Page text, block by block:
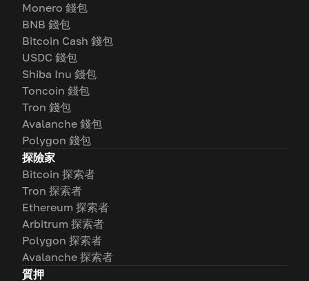
Monero 錢包
BNB 錢包
Bitcoin Cash 錢包
USDC 錢包
Shiba Inu 錢包
Toncoin 錢包
Tron 錢包
Avalanche 錢包
Polygon 錢包
探險家
Bitcoin 探索者
Tron 探索者
Ethereum 探索者
Arbitrum 探索者
Polygon 探索者
Avalanche 探索者
質押